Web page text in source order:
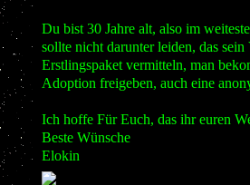
Du bist 30 Jahre alt, also im
sollte nicht darunter leiden, das
Erstlingspaket vermitteln, man
Adoption freigeben, auch eine
Ich hoffe Für Euch, das ihr euren
Beste Wünsche
Elokin